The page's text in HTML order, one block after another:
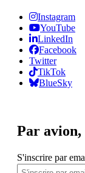
Instagram
YouTube
LinkedIn
Facebook
Twitter
TikTok
BlueSky
Par avion,
S'inscrire par